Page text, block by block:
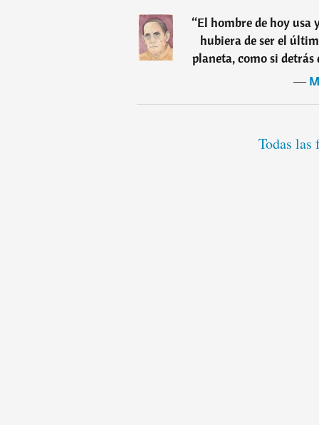
“El hombre de hoy usa
hubiera de ser el
planeta, como si
―
Todas